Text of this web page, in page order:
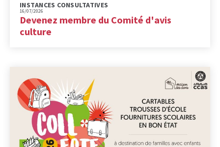
Devenez membre du Comité d'avis
culture
INSTANCES CONSULTATIVES
16/07/2026